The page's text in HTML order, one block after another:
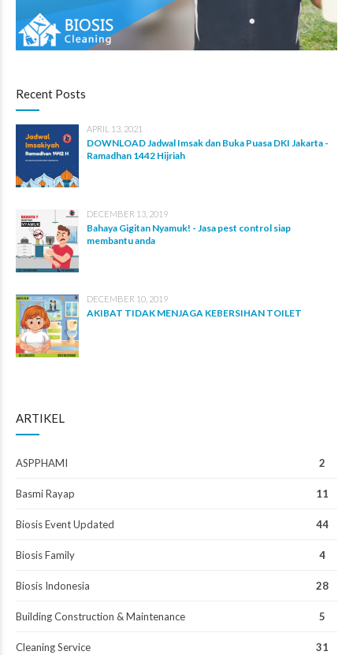
Recent Posts
APRIL 13, 2021
DOWNLOAD Jadwal Imsak dan Buka Puasa DKI Jakarta -
Ramadhan 1442 Hijriah
DECEMBER 13, 2019
Bahaya Gigitan Nyamuk! - Jasa pest control siap
membantu anda
DECEMBER 10, 2019
AKIBAT TIDAK MENJAGA KEBERSIHAN TOILET
ARTIKEL
ASPPHAMI 2
Basmi Rayap 11
Biosis Event Updated 44
Biosis Family 4
Biosis Indonesia 28
Building Construction & Maintenance 5
Cleaning Service 31